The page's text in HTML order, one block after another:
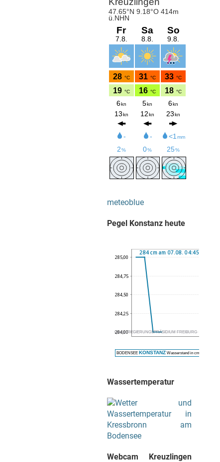
meteoblue
Pegel Konstanz heute
Wassertemperatur
Webcam Kreuzlingen